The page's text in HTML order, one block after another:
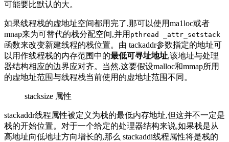
可能要比默认的大。
如果线程栈的虚地址空间都用完了,那可以使用ma1loc或者
mnap来为可替代的栈分配空间,并用 pthread _attr_setstack
函数来改变新建线程的栈位置。由 tackaddr参数指定的地址可
以用作线程栈的内存范围中的最低可寻址地址,该地址与处理
器结构相应的边界应对齐。当然,这要假设malloc和mmap所用
的虚地址范围与线程栈当前使用的虚地址范围不同。
stacksize 属性
stackaddr线程属性被定义为栈的最低内存地址,但这并不一定是
栈的开始位置。对于一个给定的处理器结构来说,如果栈是从
高地址向低地址方向增长的,那么 stackaddi线程属性将是栈的